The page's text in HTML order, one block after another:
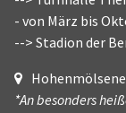
- von März bis
--> Stadion der
*An besonders